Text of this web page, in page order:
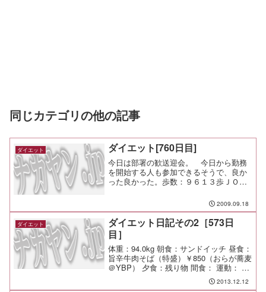
同じカテゴリの他の記事
ダイエット ダイエット[760日目]
今日は部署の歓送迎会。 今日から勤務
を開始する人も参加できるそうで、良か
った良かった。歩数：９６１３歩ＪＯ
2009.09.18
ダイエット
ダイエット日記その2［573日
目］
体重：94.0kg 朝食：サンドイッチ 昼食：
旨辛牛肉そば（特盛）￥850（おらが蕎麦
＠YBP） 夕食：残り物 間食： 運動： メ
2013.12.12